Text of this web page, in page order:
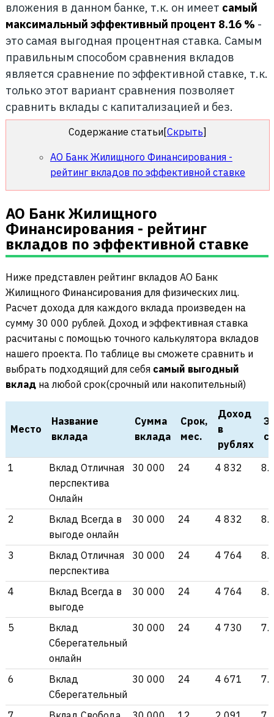
вложения в данном банке, т.к. он имеет самый
максимальный эффективный процент 8.16 % -
это самая выгодная процентная ставка. Самым
правильным способом сравнения вкладов
является сравнение по эффективной ставке, т.к.
только этот вариант сравнения позволяет
сравнить вклады с капитализацией и без.
Содержание статьи [Скрыть]
АО Банк Жилищного Финансирования -
рейтинг вкладов по эффективной ставке
АО Банк Жилищного
Финансирования - рейтинг
вкладов по эффективной ставке
Ниже представлен рейтинг вкладов АО Банк
Жилищного Финансирования для физических лиц.
Расчет дохода для каждого вклада произведен на
сумму 30 000 рублей. Доход и эффективная ставка
расчитаны с помощью точного калькулятора вкладов
нашего проекта. По таблице вы сможете сравнить и
выбрать подходящий для себя самый выгодный
вкладна любой срок(срочный или накопительный)
Место
Название
вклада
Сумма
вклада
Срок,
мес.
Доход
в
рублях
1
Вклад Отличная
перспектива
Онлайн
30 000 24 4 832
2
Вклад Всегда в
выгоде онлайн
30 000 24 4 832
3
Вклад Отличная
перспектива
30 000 24 4 764
4
Вклад Всегда в
выгоде
30 000 24 4 764
5
Вклад
Сберегательный
онлайн
30 000 24 4 730
6
Вклад
Сберегательный
30 000 24 4 671